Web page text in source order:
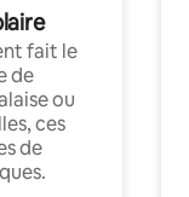
fait le
de
ou
ces
de